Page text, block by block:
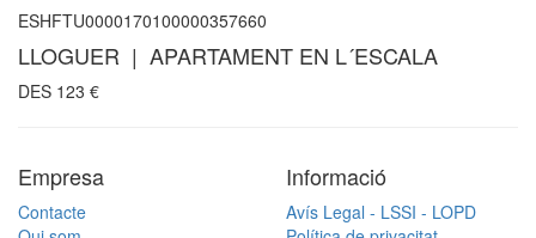
ESHFTU0000170100000357660
LLOGUER | APARTAMENT EN L´ESCALA
DES 123 €
Empresa
Contacte
Informació
Avís Legal - LSSI - LOPD